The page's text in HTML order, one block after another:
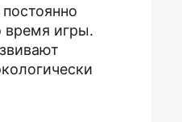
время игры.